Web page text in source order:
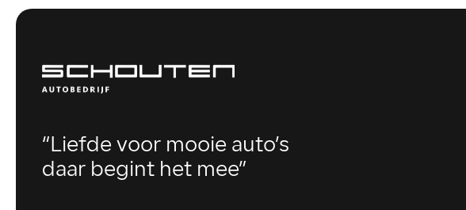
“Liefde voor mooie auto’s
daar begint het mee”